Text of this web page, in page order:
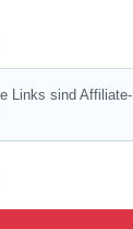
Links sind